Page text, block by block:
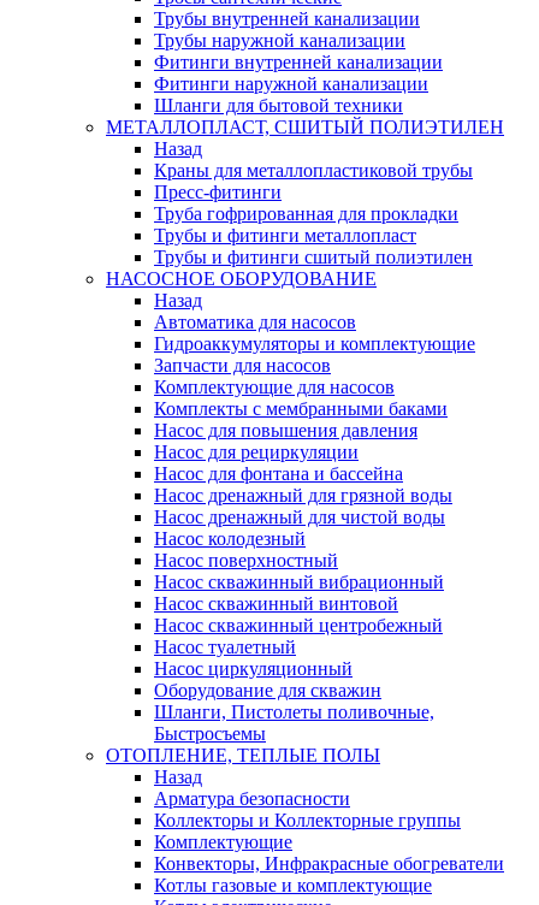
Трубы внутренней канализации
Трубы наружной канализации
Фитинги внутренней канализации
Фитинги наружной канализации
Шланги для бытовой техники
МЕТАЛЛОПЛАСТ, СШИТЫЙ ПОЛИЭТИЛЕН
Назад
Краны для металлопластиковой трубы
Пресс-фитинги
Труба гофрированная для прокладки
Трубы и фитинги металлопласт
Трубы и фитинги сшитый полиэтилен
НАСОСНОЕ ОБОРУДОВАНИЕ
Назад
Автоматика для насосов
Гидроаккумуляторы и комплектующие
Запчасти для насосов
Комплектующие для насосов
Комплекты с мембранными баками
Насос для повышения давления
Насос для рециркуляции
Насос для фонтана и бассейна
Насос дренажный для грязной воды
Насос дренажный для чистой воды
Насос колодезный
Насос поверхностный
Насос скважинный вибрационный
Насос скважинный винтовой
Насос скважинный центробежный
Насос туалетный
Насос циркуляционный
Оборудование для скважин
Шланги, Пистолеты поливочные,
Быстросъемы
ОТОПЛЕНИЕ, ТЕПЛЫЕ ПОЛЫ
Назад
Арматура безопасности
Коллекторы и Коллекторные группы
Комплектующие
Конвекторы, Инфракрасные обогреватели
Котлы газовые и комплектующие